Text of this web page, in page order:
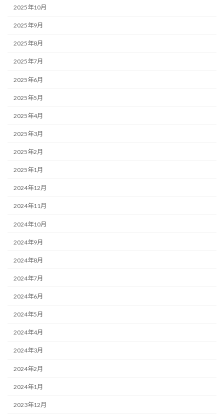
2025年10月
2025年9月
2025年8月
2025年7月
2025年6月
2025年5月
2025年4月
2025年3月
2025年2月
2025年1月
2024年12月
2024年11月
2024年10月
2024年9月
2024年8月
2024年7月
2024年6月
2024年5月
2024年4月
2024年3月
2024年2月
2024年1月
2023年12月